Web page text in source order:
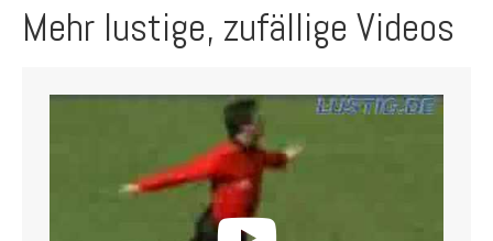
Mehr lustige, zufällige Videos